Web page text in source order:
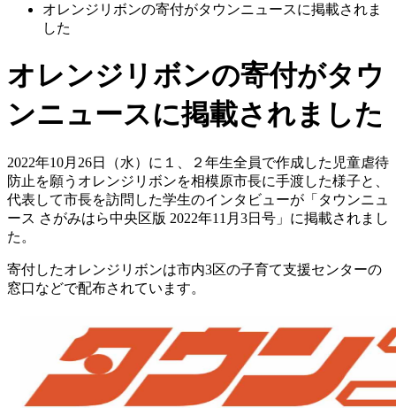
オレンジリボンの寄付がタウンニュースに掲載されま
した
オレンジリボンの寄付がタウ
ンニュースに掲載されました
2022年10月26日（水）に１、２年生全員で作成した児童虐待
防止を願うオレンジリボンを相模原市長に手渡した様子と、
代表して市長を訪問した学生のインタビューが「タウンニュ
ース さがみはら中央区版 2022年11月3日号」に掲載されまし
た。
寄付したオレンジリボンは市内3区の子育て支援センターの
窓口などで配布されています。